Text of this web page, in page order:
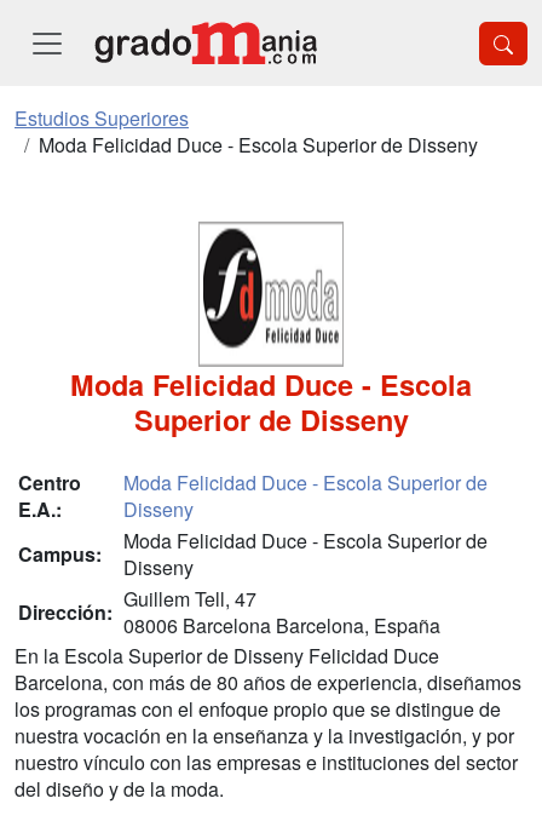
Estudios Superiores
Moda Felicidad Duce - Escola Superior de Disseny
Moda Felicidad Duce - Escola
Superior de Disseny
Centro
E.A.:
Moda Felicidad Duce - Escola Superior de
Disseny
Campus:
Moda Felicidad Duce - Escola Superior de
Disseny
Dirección: Guillem Tell, 47
08006 Barcelona Barcelona, España
En la Escola Superior de Disseny Felicidad Duce
Barcelona, con más de 80 años de experiencia, diseñamos
los programas con el enfoque propio que se distingue de
nuestra vocación en la enseñanza y la investigación, y por
nuestro vínculo con las empresas e instituciones del sector
del diseño y de la moda.